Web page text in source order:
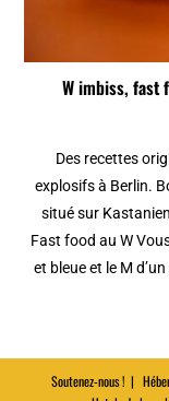
W imbiss, fast
Des recettes
explosifs à Berlin.
situé sur
Fast food au W
et bleue et le M
Soutenez-nous !